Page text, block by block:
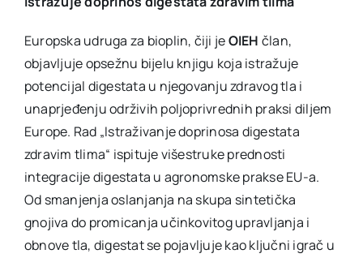
Europska udruga za bioplin, čiji jeOIEH član,
objavljuje opsežnu bijelu knjigu koja istražuje
potencijal digestata u njegovanju zdravog tla i
unaprjeđenju održivih poljoprivrednih praksi diljem
Europe. Rad „Istraživanje doprinosa digestata
zdravim tlima“ ispituje višestruke prednosti
integracije digestata u agronomske prakse EU-a.
Od smanjenja oslanjanja na skupa sintetička
gnojiva do promicanja učinkovitog upravljanja i
obnove tla, digestat se pojavljuje kao ključni igrač u